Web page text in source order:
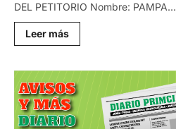
DEL PETITORIO Nombre: PAMPA...
Leer másLee
más
MINERO
HUANCAVELICA
–
LUNES
27/ENE/2025